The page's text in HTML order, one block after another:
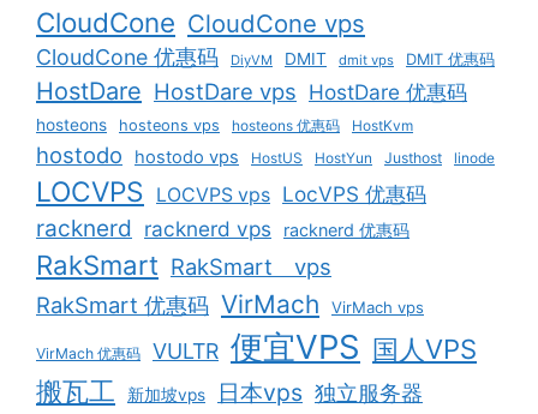
CloudCone CloudCone vps
CloudCone 优惠码 DiyVM DMIT dmit vps DMIT 优惠码
HostDare HostDare vps HostDare 优惠码
hosteons hosteons vps hosteons 优惠码 HostKvm
hostodo hostodo vps HostUS HostYun Justhost linode
LOCVPS LOCVPS vps LocVPS 优惠码
racknerd racknerd vps racknerd 优惠码
RakSmart RakSmart vps
RakSmart 优惠码 VirMach VirMach vps
VirMach 优惠码 VULTR 便宜VPS 国人VPS
搬瓦工
新加坡vps 日本vps 独立服务器